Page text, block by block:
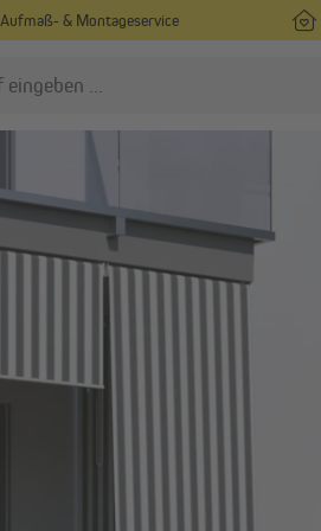
Aufmaß- & Montageservice
Insektenschutz nach Maß
Insektenschutz in
Standardgrößen